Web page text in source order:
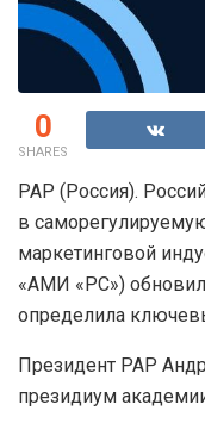
0
SHARES
РАР (Россия).
в
маркетинговой
«АМИ «РС»)
определила
Президент РАР
президиум